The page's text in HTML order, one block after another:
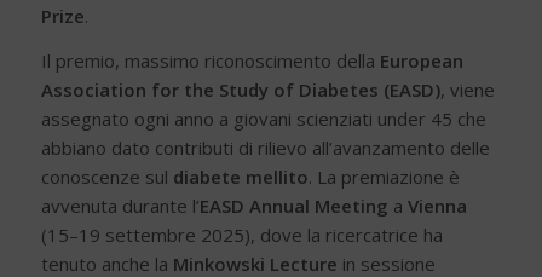
Prize.
Il premio, massimo riconoscimento della European
Association for the Study of Diabetes (EASD), viene
assegnato ogni anno a giovani scienziati under 45 che
abbiano dato contributi di rilievo all’avanzamento delle
conoscenze sul diabete mellito. La premiazione è
avvenuta durante l’EASD Annual Meeting a Vienna
(15–19 settembre 2025), dove la ricercatrice ha
tenuto anche la Minkowski Lecture in sessione